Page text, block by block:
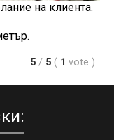
на клиента.
5 / 5 ( 1 vote )